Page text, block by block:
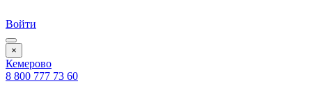
Войти
×
Кемерово
8 800 777 73 60